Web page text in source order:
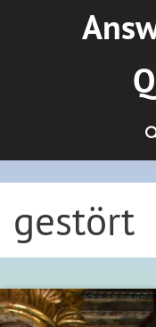
gestört